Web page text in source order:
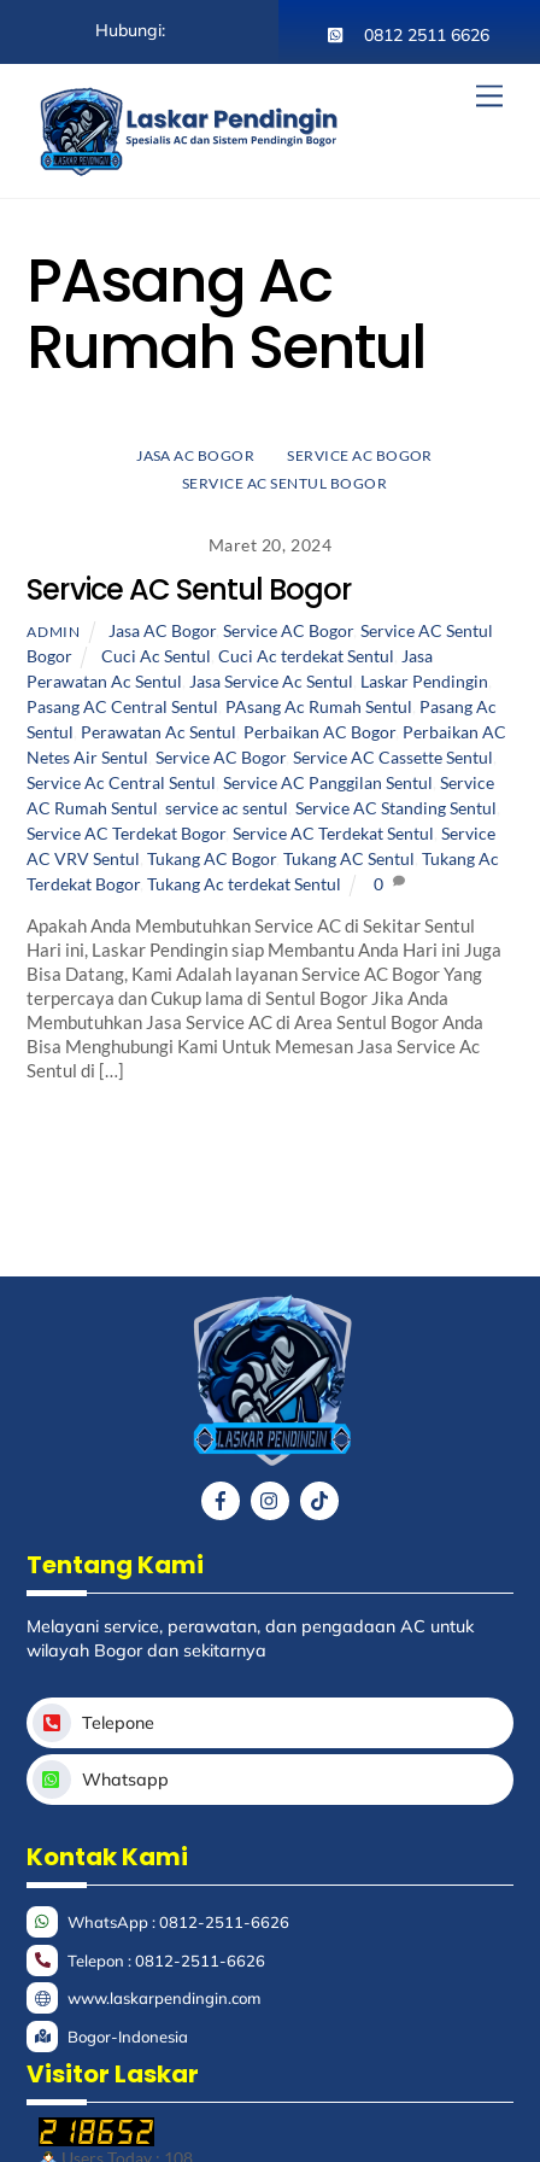
content
Hubungi: 0812 2511 6626
PAsang Ac
Rumah Sentul
JASA AC BOGOR
SERVICE AC BOGOR
SERVICE AC SENTUL BOGOR
Maret 20, 2024
Service AC Sentul Bogor
ADMIN Jasa AC Bogor, Service AC Bogor, Service AC Sentul
Bogor
Cuci Ac Sentul Cuci Ac terdekat Sentul Jasa
Perawatan Ac Sentul Jasa Service Ac Sentul Laskar Pendingin
Pasang AC Central Sentul PAsang Ac Rumah Sentul Pasang Ac
Sentul Perawatan Ac Sentul Perbaikan AC Bogor, Perbaikan AC
Netes Air Sentul ,Service AC Bogor,Service AC Cassette Sentul
Service Ac Central Sentul ,Service AC Panggilan Sentul ,Service
AC Rumah Sentul ,service ac sentul ,Service AC Standing Sentul
Service AC Terdekat Bogor,Service AC Terdekat Sentul ,Service
AC VRV Sentul ,Tukang AC Bogor,Tukang AC Sentul ,Tukang Ac
Terdekat Bogor,Tukang Ac terdekat Sentul 0
Apakah Anda Membutuhkan Service AC di Sekitar Sentul
Hari ini, Laskar Pendingin siap Membantu Anda Hari ini Juga
Bisa Datang, Kami Adalah layanan Service AC Bogor Yang
terpercaya dan Cukup lama di Sentul Bogor Jika Anda
Membutuhkan Jasa Service AC di Area Sentul Bogor Anda
Bisa Menghubungi Kami Untuk Memesan Jasa Service Ac
Sentul di […]
Icon
Icon
Icon
Tentang Kami
Melayani service, perawatan, dan pengadaan AC untuk
wilayah Bogor dan sekitarnya
Telepone
Whatsapp
Kontak Kami
WhatsApp : 0812-2511-6626
Telepon : 0812-2511-6626
www.laskarpendingin.com
Bogor-Indonesia
Visitor Laskar
Users Today : 108